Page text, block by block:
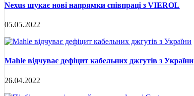
Nexus шукає нові напрямки співпраці з VIEROL
05.05.2022
Mahle відчуває дефіцит кабельних джгутів з України
26.04.2022